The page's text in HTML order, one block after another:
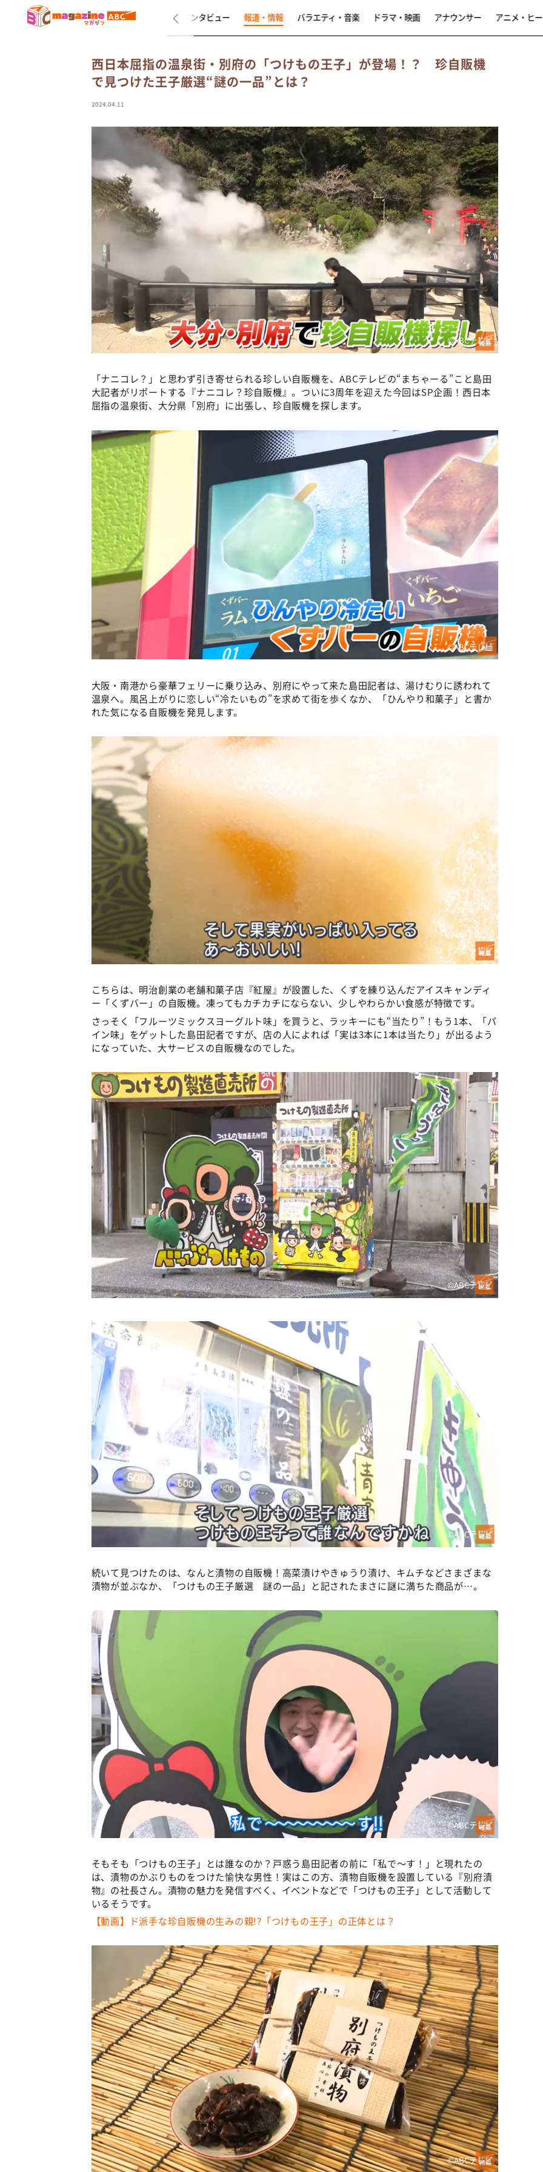
インタビュー 報道・情報 バラエティ・音楽 ドラマ・映画 アナウンサー アニメ・ヒ
西日本屈指の温泉街・別府の「つけもの王子」が登場！？ 珍自販機
で見つけた王子厳選“謎の一品”とは？
2024.04.11
©ABCテレビ
「ナニコレ？」と思わず引き寄せられる珍しい自販機を、ABCテレビの“まちゃーる”こと島田
大記者がリポートする『ナニコレ？珍自販機』。ついに3周年を迎えた今回はSP企画！西日本
屈指の温泉街、大分県「別府」に出張し、珍自販機を探します。
©ABCテレビ
大阪・南港から豪華フェリーに乗り込み、別府にやって来た島田記者は、湯けむりに誘われて
温泉へ。風呂上がりに恋しい“冷たいもの”を求めて街を歩くなか、「ひんやり和菓子」と書か
れた気になる自販機を発見します。
©ABCテレビ
こちらは、明治創業の老舗和菓子店『紅屋』が設置した、くずを練り込んだアイスキャンディ
ー「くずバー」の自販機。凍ってもカチカチにならない、少しやわらかい食感が特徴です。
さっそく「フルーツミックスヨーグルト味」を買うと、ラッキーにも“当たり”！もう1本、「パ
イン味」をゲットした島田記者ですが、店の人によれば「実は3本に1本は当たり」が出るよう
になっていた、大サービスの自販機なのでした。
©ABCテレビ
©ABCテレビ
続いて見つけたのは、なんと漬物の自販機！高菜漬けやきゅうり漬け、キムチなどさまざまな
漬物が並ぶなか、「つけもの王子厳選 謎の一品」と記されたまさに謎に満ちた商品が…。
©ABCテレビ
そもそも「つけもの王子」とは誰なのか？戸惑う島田記者の前に「私で〜す！」と現れたの
は、漬物のかぶりものをつけた愉快な男性！実はこの方、漬物自販機を設置している『別府漬
物』の社長さん。漬物の魅力を発信すべく、イベントなどで「つけもの王子」として活動して
いるそうです。
【動画】ド派手な珍自販機の生みの親!?「つけもの王子」の正体とは？
©ABCテレビ